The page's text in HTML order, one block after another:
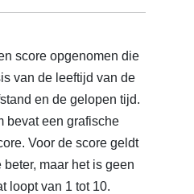
score opgenomen die
van de leeftijd van de
en de gelopen tijd.
bevat een grafische
Voor de score geldt
maar het is geen
loopt van 1 tot 10.